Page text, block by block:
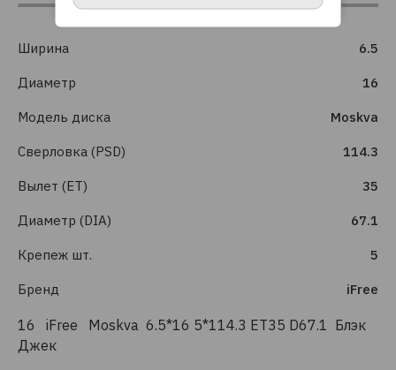
Ширина 6.5
Диаметр 16
Модель диска Moskva
Сверловка (PSD) 114.3
Вылет (ET) 35
Диаметр (DIA) 67.1
Крепеж шт. 5
Бренд iFree
16 iFree Moskva 6.5*16 5*114.3 ET35 D67.1 Блэк
Джек